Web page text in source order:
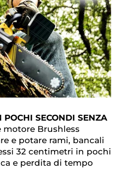
POCHI SECONDI SENZA
motore Brushless
e potare rami, bancali
32 centimetri in pochi
e perdita di tempo